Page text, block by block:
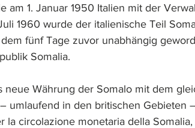
am 1. Januar 1950 Italien mit der
1960 wurde der italienische Teil
fünf Tage zuvor unabhängig
Somalia.
neue Währung der Somalo mit dem
umlaufend in den britischen Gebieten
la circolazione monetaria della